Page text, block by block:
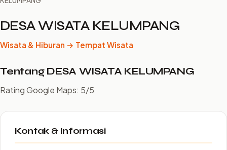
DESA WISATA KELUMPANG
Wisata & Hiburan → Tempat Wisata
Tentang DESA WISATA KELUMPANG
Rating Google Maps: 5/5
Kontak & Informasi